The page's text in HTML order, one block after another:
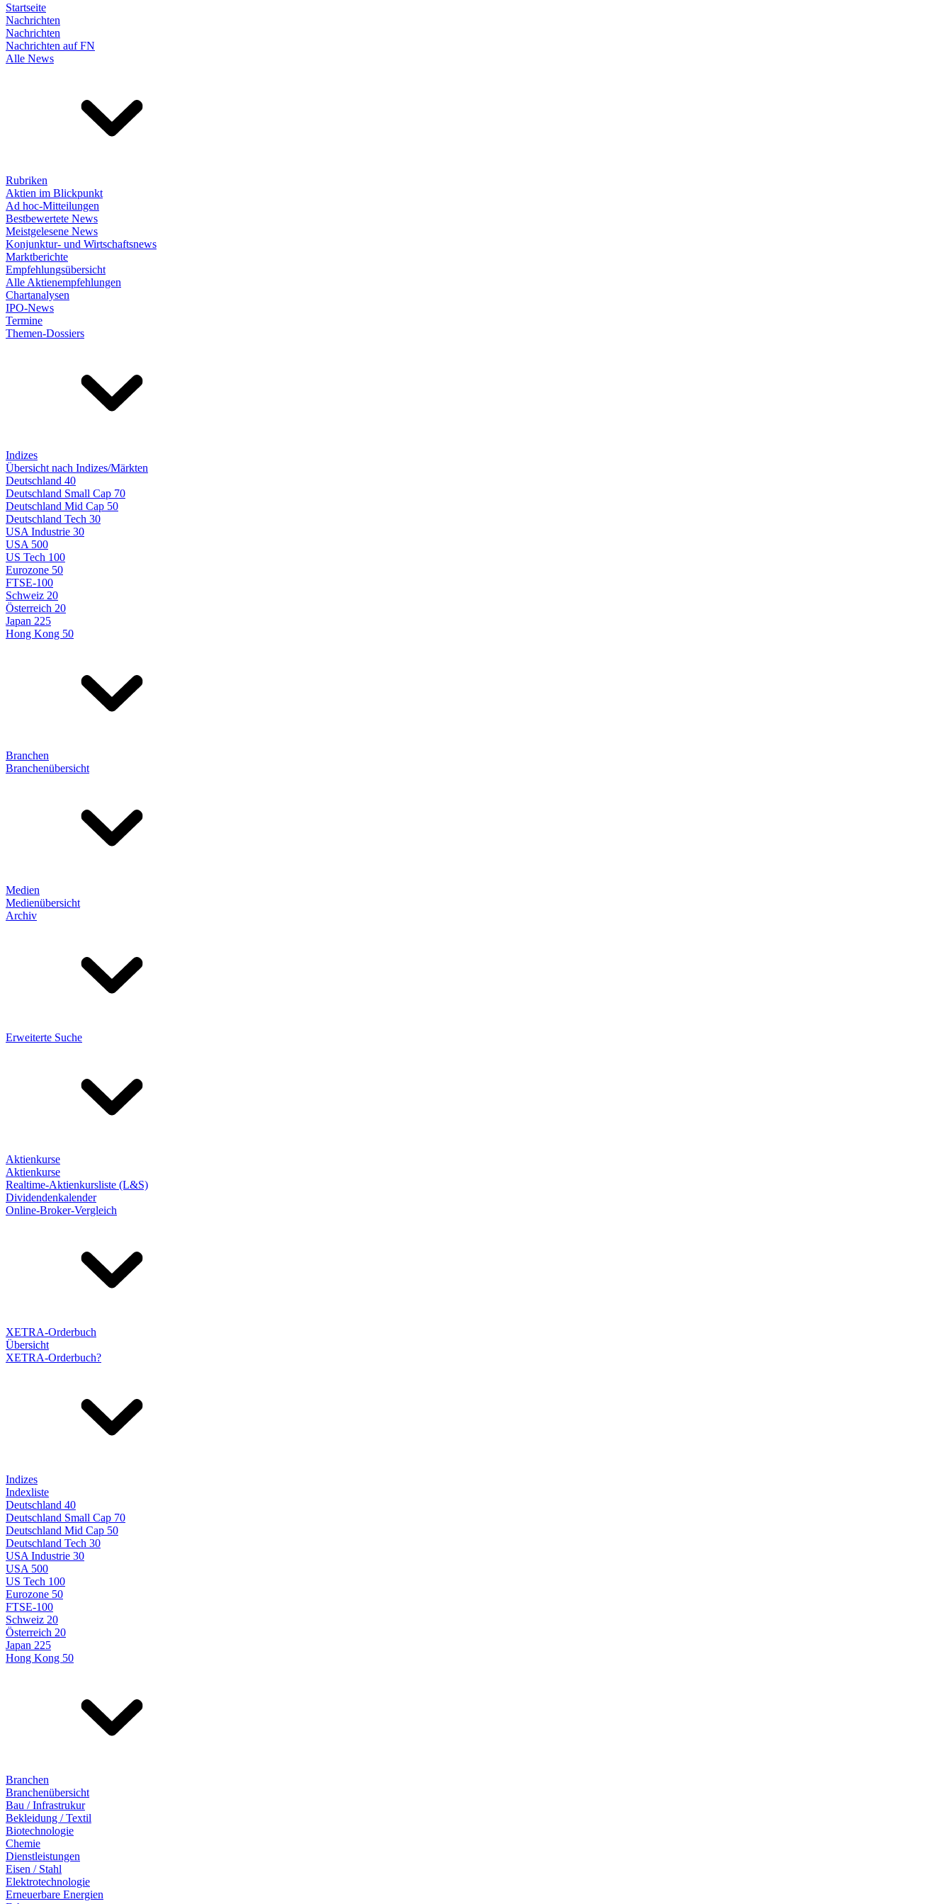
Startseite
Nachrichten
Nachrichten
Nachrichten auf FN
Alle News
Rubriken
Aktien im Blickpunkt
Ad hoc-Mitteilungen
Bestbewertete News
Meistgelesene News
Konjunktur- und Wirtschaftsnews
Marktberichte
Empfehlungsübersicht
Alle Aktienempfehlungen
Chartanalysen
IPO-News
Termine
Themen-Dossiers
Indizes
Übersicht nach Indizes/Märkten
Deutschland 40
Deutschland Small Cap 70
Deutschland Mid Cap 50
Deutschland Tech 30
USA Industrie 30
USA 500
US Tech 100
Eurozone 50
FTSE-100
Schweiz 20
Österreich 20
Japan 225
Hong Kong 50
Branchen
Branchenübersicht
Medien
Medienübersicht
Archiv
Erweiterte Suche
Aktienkurse
Aktienkurse
Realtime-Aktienkursliste (L&S)
Dividendenkalender
Online-Broker-Vergleich
XETRA-Orderbuch
Übersicht
XETRA-Orderbuch?
Indizes
Indexliste
Deutschland 40
Deutschland Small Cap 70
Deutschland Mid Cap 50
Deutschland Tech 30
USA Industrie 30
USA 500
US Tech 100
Eurozone 50
FTSE-100
Schweiz 20
Österreich 20
Japan 225
Hong Kong 50
Branchen
Branchenübersicht
Bau / Infrastrukur
Bekleidung / Textil
Biotechnologie
Chemie
Dienstleistungen
Eisen / Stahl
Elektrotechnologie
Erneuerbare Energien